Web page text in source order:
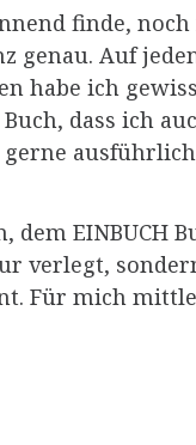
finde,
genau. Auf
habe ich
dass ich
EINBUCH
verlegt,
Für mich